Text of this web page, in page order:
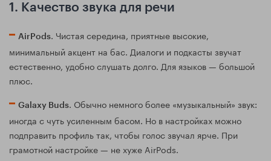
1. Качество звука для речи
AirPods. Чистая середина, приятные высокие,
минимальный акцент на бас. Диалоги и подкасты звучат
естественно, удобно слушать долго. Для языков — большой
плюс.
Galaxy Buds. Обычно немного более «музыкальный» звук:
иногда с чуть усиленным басом. Но в настройках можно
подправить профиль так, чтобы голос звучал ярче. При
грамотной настройке — не хуже AirPods.